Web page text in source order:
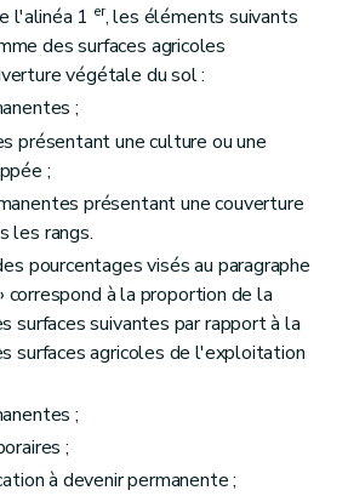
l'alinéa 1 er, les éléments suivants
des surfaces agricoles
végétale du sol :
;
présentant une culture ou une
;
présentant une couverture
les rangs.
pourcentages visés au paragraphe
correspond à la proportion de la
surfaces suivantes par rapport à la
surfaces agricoles de l'exploitation
;
;
à devenir permanente ;